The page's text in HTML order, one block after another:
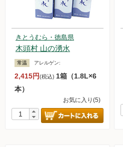
きとうむら・徳島県
木頭村 山の湧水
常温 アレルゲン:
2,415円(税込) 1箱（1.8L×6
本）
お気に入り(5)